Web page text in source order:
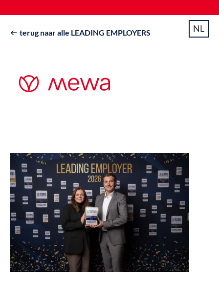
 terug naar alle LEADING EMPLOYERS NL